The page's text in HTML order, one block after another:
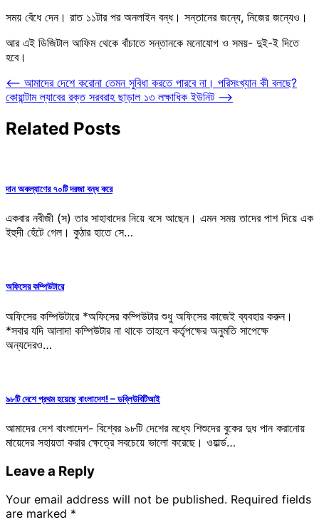
সময় বেঁধে দেন। রাত ১১টার পর অনলাইন বন্ধ। সন্তানের জন্যে, নিজের জন্যেও।
আর এই ডিজিটাল আফিম থেকে বাঁচাতে সন্তানকে মনোযোগ ও সময়- দুই-ই দিতে
হবে।
Post
navigation
⟵ আমাদের দেশে করোনা তেমন সুবিধা করতে পারবে না। পরিসংখ্যান কী বলছে?
কোয়ান্টাম ল্যাবের রক্ত সরবরাহ ছাড়াল ১৩ লক্ষাধিক ইউনিট ⟶
Related Posts
দান অকল্যাণের ৭০টি দরজা বন্ধ করে
একবার নবীজী (স) তার সাহাবাদের নিয়ে বসে আছেন। এমন সময় তাদের পাশ দিয়ে এক
ইহুদী হেঁটে গেল। কুঠার হাতে সে…
অফিসের কম্পিউটারে
অফিসের কম্পিউটারে *অফিসের কম্পিউটার শুধু অফিসের কাজেই ব্যবহার করুন।
*সবার যদি আলাদা কম্পিউটার না থাকে তাহলে কর্তৃপক্ষের অনুমতি সাপেক্ষে
অন্যদেরও…
৯৮টি দেশে প্রথম হয়েছে বাংলাদেশ! – ডব্লিউবিটিআই
আমাদের দেশ বাংলাদেশ- বিশ্বের ৯৮টি দেশের মধ্যে শিশুদের বুকের দুধ পান করানোয়
মায়েদের সহায়তা করার ক্ষেত্রে সবচেয়ে ভালো করেছে। ওয়ার্ল্ড…
Leave a Reply
Your email address will not be published. Required fields
are marked *